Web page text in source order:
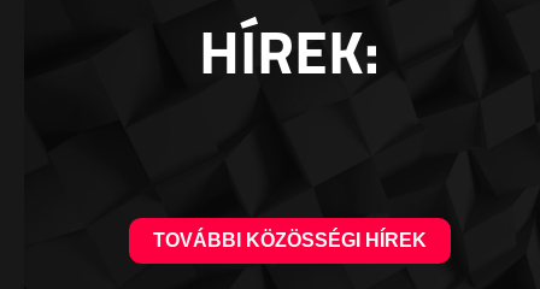
HÍREK:
TOVÁBBI KÖZÖSSÉGI HÍREK